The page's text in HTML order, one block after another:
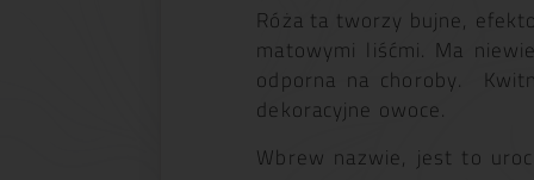
Róża ta tworzy bujne,
matowymi liśćmi. Ma
odporna na choroby.
dekoracyjne owoce.
Wbrew nazwie, jest to